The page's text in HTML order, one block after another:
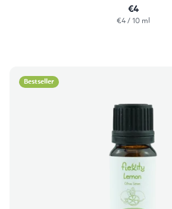
€4
Izračunaj
€4 / 10 ml
Bestseller